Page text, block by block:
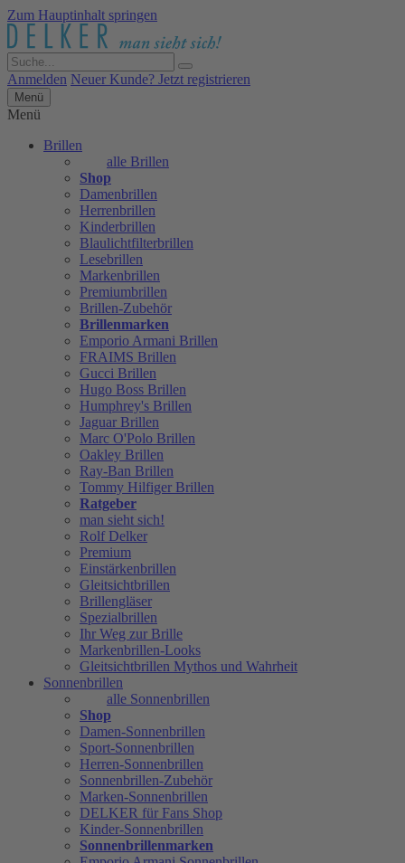
Zum Hauptinhalt springen
Anmelden Neuer Kunde? Jetzt registrieren
Menü
Menü
Brillen
alle Brillen
Shop
Damenbrillen
Herrenbrillen
Kinderbrillen
Blaulichtfilterbrillen
Lesebrillen
Markenbrillen
Premiumbrillen
Brillen-Zubehör
Brillenmarken
Emporio Armani Brillen
FRAIMS Brillen
Gucci Brillen
Hugo Boss Brillen
Humphrey's Brillen
Jaguar Brillen
Marc O'Polo Brillen
Oakley Brillen
Ray-Ban Brillen
Tommy Hilfiger Brillen
Ratgeber
man sieht sich!
Rolf Delker
Premium
Einstärkenbrillen
Gleitsichtbrillen
Brillengläser
Spezialbrillen
Ihr Weg zur Brille
Markenbrillen-Looks
Gleitsichtbrillen Mythos und Wahrheit
Sonnenbrillen
alle Sonnenbrillen
Shop
Damen-Sonnenbrillen
Sport-Sonnenbrillen
Herren-Sonnenbrillen
Sonnenbrillen-Zubehör
Marken-Sonnenbrillen
DELKER für Fans Shop
Kinder-Sonnenbrillen
Sonnenbrillenmarken